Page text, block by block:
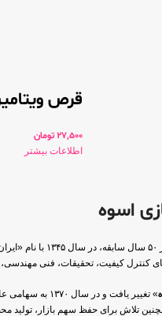
قرص ویتامین ای
27,500 تومان
اطلاعات بیشتر
اسوه
کنترل کیفیت، تحقیقات، فنی
تلاش برای حفظ سهم بازار، تولید